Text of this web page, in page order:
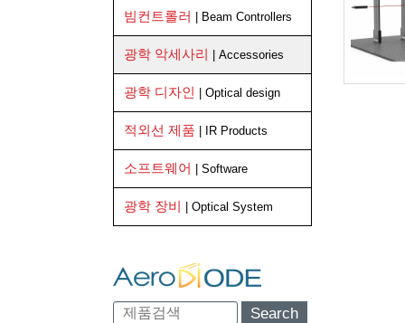
빔컨트롤러 | Beam Controllers
광학 악세사리 | Accessories
광학 디자인 | Optical design
적외선 제품 | IR Products
소프트웨어 | Software
광학 장비 | Optical System
Search